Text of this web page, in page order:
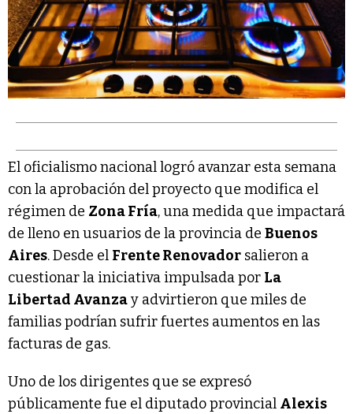
El oficialismo nacional logró avanzar esta semana
con la aprobación del proyecto que modifica el
régimen de Zona Fría, una medida que impactará
de lleno en usuarios de la provincia de Buenos
Aires. Desde el Frente Renovador salieron a
cuestionar la iniciativa impulsada por La
Libertad Avanzay advirtieron que miles de
familias podrían sufrir fuertes aumentos en las
facturas de gas.
Uno de los dirigentes que se expresó
públicamente fue el diputado provincial Alexis